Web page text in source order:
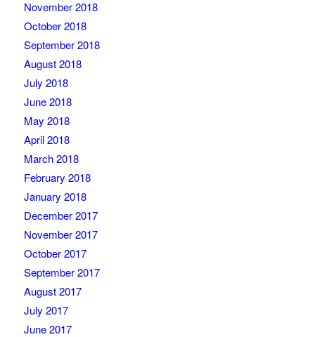
November 2018
October 2018
September 2018
August 2018
July 2018
June 2018
May 2018
April 2018
March 2018
February 2018
January 2018
December 2017
November 2017
October 2017
September 2017
August 2017
July 2017
June 2017